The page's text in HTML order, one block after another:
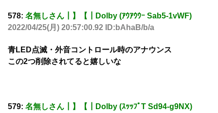
578: 名無しさん┃】【┃Dolby (ｱｳｱｳｳｰ Sab5-1vWF)
2022/04/25(月) 20:57:00.92 ID:bAhaB/b/a
青LED点滅・外音コントロール時のアナウンス
この2つ削除されてると嬉しいな
579: 名無しさん┃】【┃Dolby (ｽｯｯﾌﾟT Sd94-g9NX)